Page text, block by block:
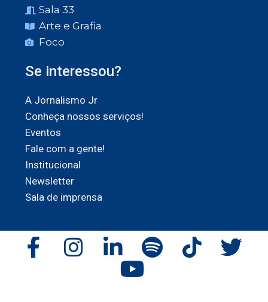
Sala 33
Arte e Grafia
Foco
Se interessou?
A Jornalismo Jr
Conheça nossos serviços!
Eventos
Fale com a gente!
Institucional
Newsletter
Sala de imprensa